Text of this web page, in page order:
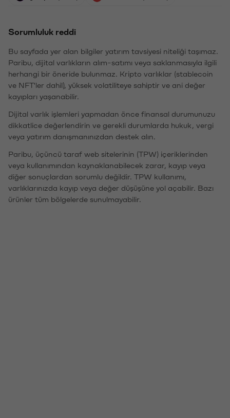
Sorumluluk reddi
Bu sayfada yer alan bilgiler yatırım tavsiyesi niteliği taşımaz.
Paribu, dijital varlıkların alım-satımı veya saklanmasıyla ilgili
herhangi bir öneride bulunmaz. Kripto varlıklar (stablecoin
ve NFT'ler dahil), yüksek volatiliteye sahiptir ve ani değer
kayıpları yaşanabilir.
Dijital varlık işlemleri yapmadan önce finansal durumunuzu
dikkatlice değerlendirin ve gerekli durumlarda hukuk, vergi
veya yatırım danışmanınızdan destek alın.
Paribu, üçüncü taraf web sitelerinin (TPW) içeriklerinden
veya kullanımından kaynaklanabilecek zarar, kayıp veya
diğer sonuçlardan sorumlu değildir. TPW kullanımı,
varlıklarınızda kayıp veya değer düşüşüne yol açabilir. Bazı
ürünler tüm bölgelerde sunulmayabilir.